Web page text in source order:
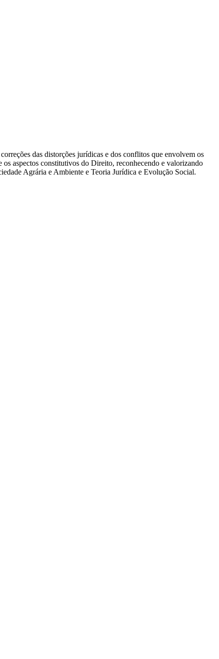
das distorções jurídicas e dos conflitos que envolvem os
os aspectos constitutivos do Direito, reconhecendo e valorizando
Agrária e Ambiente e Teoria Jurídica e Evolução Social.